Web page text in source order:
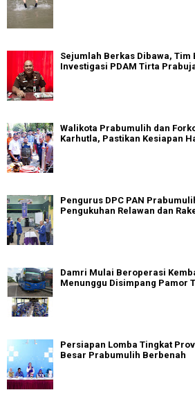
Sejumlah Berkas Dibawa, Tim
Investigasi PDAM Tirta
Walikota Prabumulih dan
Karhutla, Pastikan Kesiapan
Pengurus DPC PAN
Pengukuhan Relawan dan
Damri Mulai Beroperasi
Menunggu Disimpang Pamor
Persiapan Lomba Tingkat
Besar Prabumulih Berbenah